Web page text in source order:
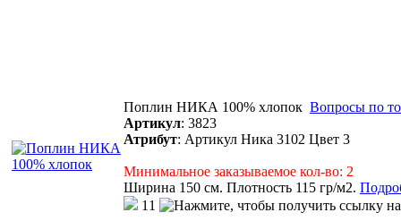
Поплин НИКА 100% хлопок Вопросы по
Артикул: 3823
Атрибут: Артикул Ника 3102 Цвет 3
Минимальное заказываемое кол-во: 2
Ширина 150 см. Плотность 115 гр/м2.
11